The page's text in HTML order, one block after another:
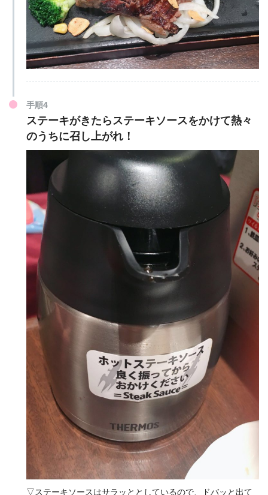
手順4
ステーキがきたらステーキソースをかけて熱々
のうちに召し上がれ！
▽ステーキソースはサラッととしているので、ドバッと出て